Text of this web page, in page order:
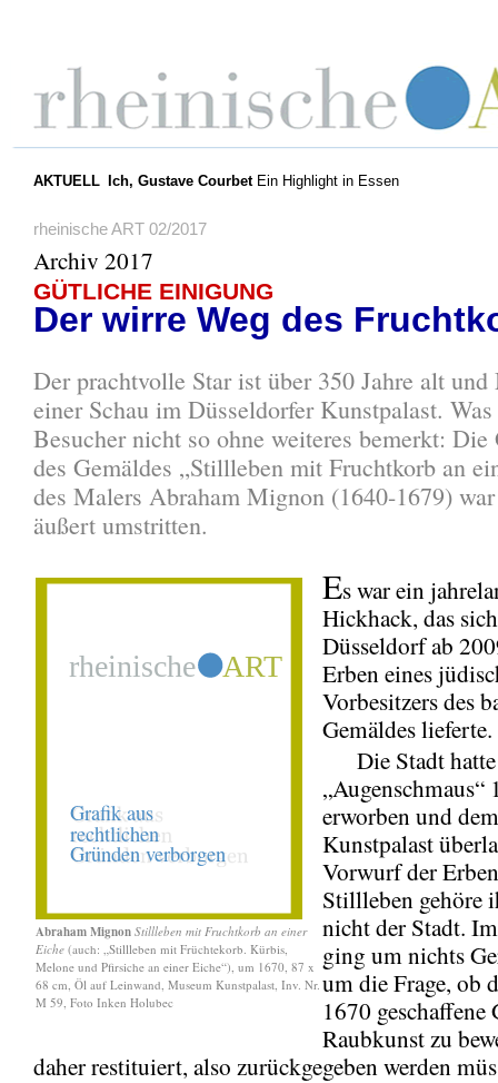
AKTUELL Ich, Gustave CourbetEin Highlight in Essen
rheinische ART 02/2017
Archiv 2017
GÜTLICHE EINIGUNG
Der wirre Weg des
Der prachtvolle Star ist über 350 Jahre alt
einer Schau im Düsseldorfer Kunstpalast.
Besucher nicht so ohne weiteres bemerkt: Die
des Gemäldes „Stillleben mit Fruchtkorb an
des Malers Abraham Mignon (1640-1679)
äußert umstritten.
Abraham Mignon Stillleben mit Fruchtkorb an einer
Eiche (auch: „Stillleben mit Früchtekorb. Kürbis,
Melone und Pfirsiche an einer Eiche“), um 1670, 87 x
68 cm, Öl auf Leinwand, Museum Kunstpalast, Inv. Nr.
M 59, Foto Inken Holubec
Es war ein
Hickhack, das
Düsseldorf ab
Erben eines
Vorbesitzers des
Gemäldes lieferte.
Die Stadt hatte
„Augenschmaus“
erworben und
Kunstpalast
Vorwurf der
Stillleben gehöre
nicht der Stadt.
ging um nichts
um die Frage, ob
1670 geschaffene
Raubkunst zu
daher restituiert, also zurückgegeben werden